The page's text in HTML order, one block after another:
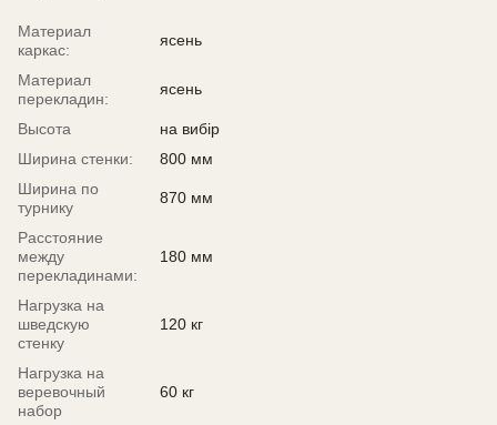
Материал
каркас:
ясень
Материал
перекладин:
ясень
Высота
на вибір
Ширина стенки:
800 мм
Ширина по
турнику
870 мм
Расстояние
между
перекладинами:
180 мм
Нагрузка на
шведскую
стенку
120 кг
Нагрузка на
веревочный
набор
60 кг